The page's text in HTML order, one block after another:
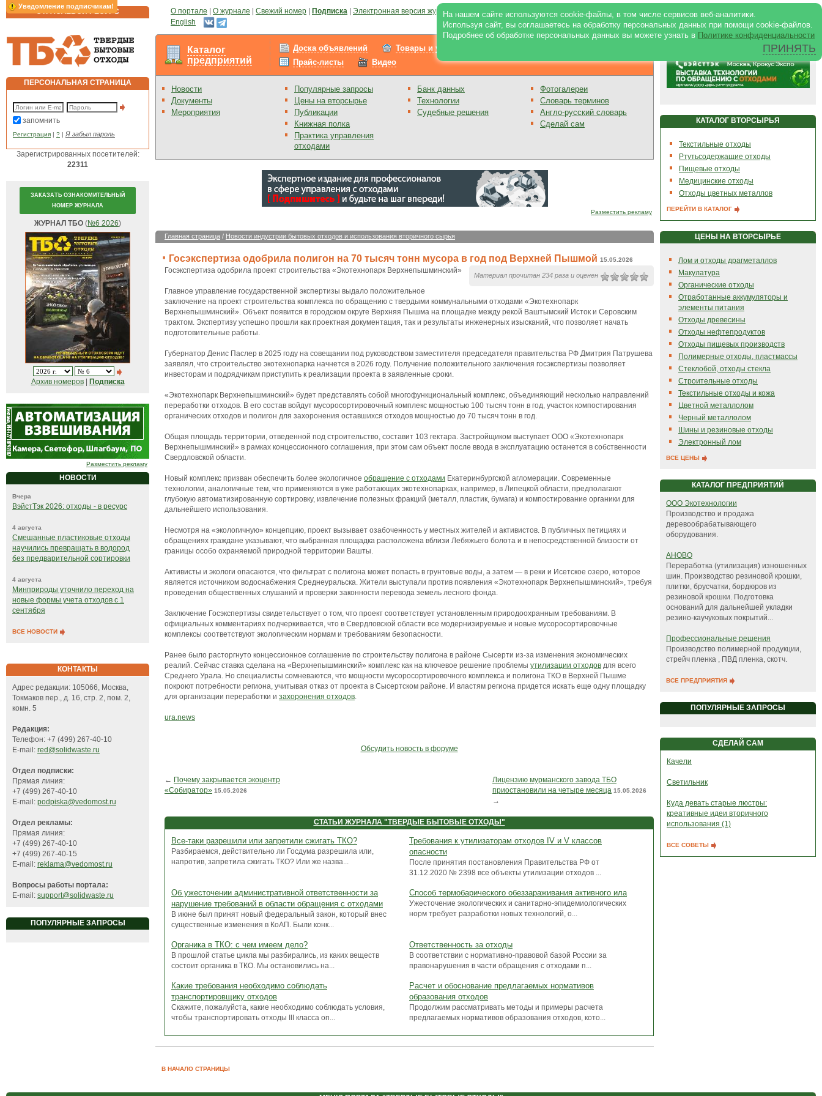
Уведомление подписчикам!
На нашем сайте используются cookie-файлы, в том числе сервисов веб-аналитики.
Используя сайт, вы соглашаетесь на обработку персональных данных при помощи cookie-файлов.
Подробнее об обработке персональных данных вы можете узнать в Политике конфиденциальности
ПРИНЯТЬ
ОТРАСЛЕВОЙ РЕСУРС О портале О журнале Свежий номер Подписка Электронная версия журнала |Отзывы|Реклама на портале|Реклама в журнале |
English
ПЕРСОНАЛЬНАЯ СТРАНИЦА
запомнить
Регистрация | ? | Я забыл пароль
Зарегистрированных посетителей:
22311
ЗАКАЗАТЬ ОЗНАКОМИТЕЛЬНЫЙ
НОМЕР ЖУРНАЛА
ЖУРНАЛ ТБО (№6 2026)
Архив номеров| Подписка
Разместить рекламу
НОВОСТИ
Вчера
ВэйстТэк 2026: отходы - в ресурс
4 августа
Смешанные пластиковые отходы
научились превращать в водород
без предварительной сортировки
4 августа
Минприроды уточнило переход на
новые формы учета отходов с 1
сентября
ВСЕ НОВОСТИ
КОНТАКТЫ
Адрес редакции: 105066, Москва,
Токмаков пер., д. 16, стр. 2, пом. 2,
комн. 5
Редакция:
Телефон: +7 (499) 267-40-10
E-mail: red@solidwaste.ru
Отдел подписки:
Прямая линия:
+7 (499) 267-40-10
E-mail: podpiska@vedomost.ru
Отдел рекламы:
Прямая линия:
+7 (499) 267-40-10
+7 (499) 267-40-15
E-mail: reklama@vedomost.ru
Вопросы работы портала:
E-mail: support@solidwaste.ru
ПОПУЛЯРНЫЕ ЗАПРОСЫ
Каталог
предприятий
Доска объявлений Товары и услуги
Прайс-листы
Видео
Новости
Документы
Мероприятия
Популярные запросы
Цены на вторсырье
Публикации
Книжная полка
Практика управления
отходами
Банк данных
Технологии
Судебные решения
Фотогалереи
Словарь терминов
Англо-русский словарь
Сделай сам
Разместить рекламу
Главная страница / Новости индустрии бытовых отходов и использования вторичного сырья
Госэкспертиза одобрила полигон на 70 тысяч тонн мусора в год под Верхней Пышмой15.05.2026
Материал прочитан 234 раза и оценен
Госэкспертиза одобрила проект строительства «Экотехнопарк Верхнепышминский»
Главное управление государственной экспертизы выдало положительное
заключение на проект строительства комплекса по обращению с твердыми коммунальными отходами «Экотехнопарк
Верхнепышминский». Объект появится в городском округе Верхняя Пышма на площадке между рекой Ваштымский Исток и Серовским
трактом. Экспертизу успешно прошли как проектная документация, так и результаты инженерных изысканий, что позволяет начать
подготовительные работы.
Губернатор Денис Паслер в 2025 году на совещании под руководством заместителя председателя правительства РФ Дмитрия Патрушева
заявлял, что строительство экотехнопарка начнется в 2026 году. Получение положительного заключения госэкспертизы позволяет
инвесторам и подрядчикам приступить к реализации проекта в заявленные сроки.
«Экотехнопарк Верхнепышминский» будет представлять собой многофункциональный комплекс, объединяющий несколько направлений
переработки отходов. В его состав войдут мусоросортировочный комплекс мощностью 100 тысяч тонн в год, участок компостирования
органических отходов и полигон для захоронения оставшихся отходов мощностью до 70 тысяч тонн в год.
Общая площадь территории, отведенной под строительство, составит 103 гектара. Застройщиком выступает ООО «Экотехнопарк
Верхнепышминский» в рамках концессионного соглашения, при этом сам объект после ввода в эксплуатацию останется в собственности
Свердловской области.
Новый комплекс призван обеспечить более экологичное обращение с отходами Екатеринбургской агломерации. Современные
технологии, аналогичные тем, что применяются в уже работающих экотехнопарках, например, в Липецкой области, предполагают
глубокую автоматизированную сортировку, извлечение полезных фракций (металл, пластик, бумага) и компостирование органики для
дальнейшего использования.
Несмотря на «экологичную» концепцию, проект вызывает озабоченность у местных жителей и активистов. В публичных петициях и
обращениях граждане указывают, что выбранная площадка расположена вблизи Лебяжьего болота и в непосредственной близости от
границы особо охраняемой природной территории Вашты.
Активисты и экологи опасаются, что фильтрат с полигона может попасть в грунтовые воды, а затем — в реки и Исетское озеро, которое
является источником водоснабжения Среднеуральска. Жители выступали против появления «Экотехнопарк Верхнепышминский», требуя
проведения общественных слушаний и проверки законности перевода земель лесного фонда.
Заключение Госэкспертизы свидетельствует о том, что проект соответствует установленным природоохранным требованиям. В
официальных комментариях подчеркивается, что в Свердловской области все модернизируемые и новые мусоросортировочные
комплексы соответствуют экологическим нормам и требованиям безопасности.
Ранее было расторгнуто концессионное соглашение по строительству полигона в районе Сысерти из-за изменения экономических
реалий. Сейчас ставка сделана на «Верхнепышминский» комплекс как на ключевое решение проблемы утилизации отходов для всего
Среднего Урала. Но специалисты сомневаются, что мощности мусоросортировочного комплекса и полигона ТКО в Верхней Пышме
покроют потребности региона, учитывая отказ от проекта в Сысертском районе. И властям региона придется искать еще одну площадку
для организации переработки и захоронения отходов.
ura.news
Обсудить новость в форуме
← Почему закрывается экоцентр
«Собиратор» 15.05.2026
Лицензию мурманского завода ТБО
приостановили на четыре месяца 15.05.2026
→
СТАТЬИ ЖУРНАЛА "ТВЕРДЫЕ БЫТОВЫЕ ОТХОДЫ"
Все-таки разрешили или запретили сжигать ТКО?
Разбираемся, действительно ли Госдума разрешила или,
напротив, запретила сжигать ТКО? Или же назва...
Требования к утилизаторам отходов IV и V классов
опасности
После принятия постановления Правительства РФ от
31.12.2020 № 2398 все объекты утилизации отходов ...
Об ужесточении административной ответственности за
нарушение требований в области обращения с отходами
В июне был принят новый федеральный закон, который внес
существенные изменения в КоАП. Были конк...
Способ термобарического обеззараживания активного ила
Ужесточение экологических и санитарно-эпидемиологических
норм требует разработки новых технологий, о...
Органика в ТКО: с чем имеем дело?
В прошлой статье цикла мы разбирались, из каких веществ
состоит органика в ТКО. Мы остановились на...
Ответственность за отходы
В соответствии с нормативно-правовой базой России за
правонарушения в части обращения с отходами п...
Какие требования необходимо соблюдать
транспортировщику отходов
Скажите, пожалуйста, какие необходимо соблюдать условия,
чтобы транспортировать отходы III класса оп...
Расчет и обоснование предлагаемых нормативов
образования отходов
Продолжим рассматривать методы и примеры расчета
предлагаемых нормативов образования отходов, кото...
В НАЧАЛО СТРАНИЦЫ
КАТАЛОГ ВТОРСЫРЬЯ
Текстильные отходы
Ртутьсодержащие отходы
Пищевые отходы
Медицинские отходы
Отходы цветных металлов
ПЕРЕЙТИ В КАТАЛОГ
ЦЕНЫ НА ВТОРСЫРЬЕ
Лом и отходы драгметаллов
Макулатура
Органические отходы
Отработанные аккумуляторы и
элементы питания
Отходы древесины
Отходы нефтепродуктов
Отходы пищевых производств
Полимерные отходы, пластмассы
Стеклобой, отходы стекла
Строительные отходы
Текстильные отходы и кожа
Цветной металлолом
Черный металлолом
Шины и резиновые отходы
Электронный лом
ВСЕ ЦЕНЫ
КАТАЛОГ ПРЕДПРИЯТИЙ
OOO Экотехнологии
Производство и продажа
деревообрабатывающего
оборудования.
АНОВО
Переработка (утилизация) изношенных
шин. Производство резиновой крошки,
плитки, брусчатки, бордюров из
резиновой крошки. Подготовка
оснований для дальнейшей укладки
резино-каучуковых покрытий...
Профессиональные решения
Производство полимерной продукции,
стрейч пленка , ПВД пленка, скотч.
ВСЕ ПРЕДПРИЯТИЯ
ПОПУЛЯРНЫЕ ЗАПРОСЫ
СДЕЛАЙ САМ
Качели
Светильник
Куда девать старые люстры:
креативные идеи вторичного
использования (1)
ВСЕ СОВЕТЫ